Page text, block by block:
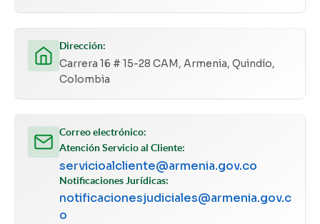
Dirección:
Carrera 16 # 15-28 CAM, Armenia, Quindío,
Colombia
Correo electrónico:
Atención Servicio al Cliente:
servicioalcliente@armenia.gov.co
Notificaciones Jurídicas:
notificacionesjudiciales@armenia.gov.c
o